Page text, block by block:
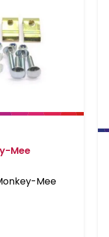
Mee
Mee